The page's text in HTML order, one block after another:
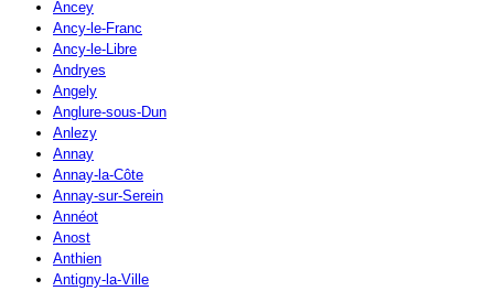
Ancey
Ancy-le-Franc
Ancy-le-Libre
Andryes
Angely
Anglure-sous-Dun
Anlezy
Annay
Annay-la-Côte
Annay-sur-Serein
Annéot
Anost
Anthien
Antigny-la-Ville